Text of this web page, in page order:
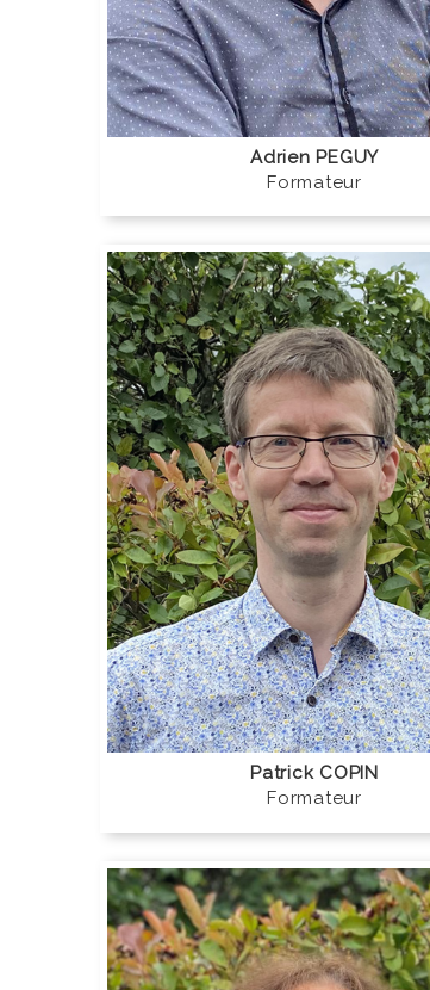
Adrien PEGUY
Formateur
Patrick COPIN
Formateur